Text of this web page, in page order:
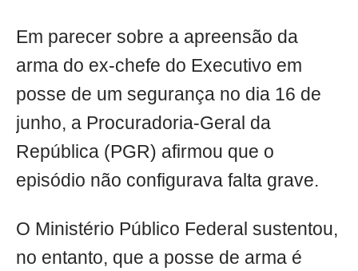
Em parecer sobre a apreensão da
arma do ex-chefe do Executivo em
posse de um segurança no dia 16 de
junho, a Procuradoria-Geral da
República (PGR) afirmou que o
episódio não configurava falta grave.
O Ministério Público Federal sustentou,
no entanto, que a posse de arma é